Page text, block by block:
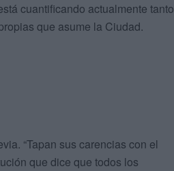
cuantificando actualmente tanto
que asume la Ciudad.
“Tapan sus carencias con el
que dice que todos los